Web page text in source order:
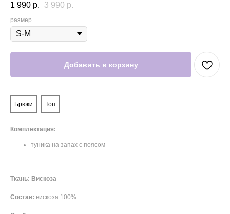
1 990 р. 3 990 р.
размер
Добавить в корзину
Брюки Топ
Комплектация:
туника на запах с поясом
Ткань: Вискоза
Состав: вискоза 100%